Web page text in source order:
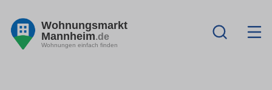
Wohnungsmarkt
Mannheim.de
Wohnungen einfach finden